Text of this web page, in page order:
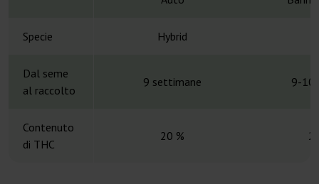
Specie Hybrid
Dal seme
al raccolto
9 settimane 9-10
Contenuto
di THC
20 %